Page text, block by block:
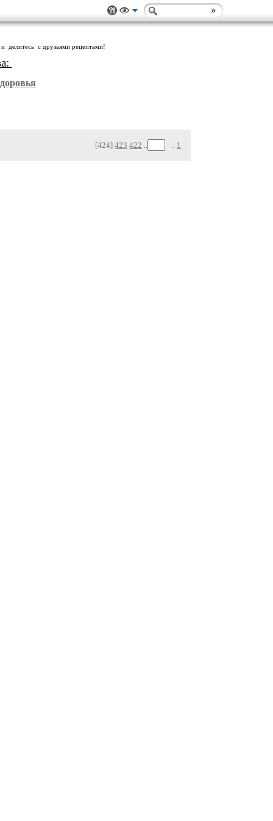
делитесь с друзьями рецептами!
[424] 423 422 .. .. 1